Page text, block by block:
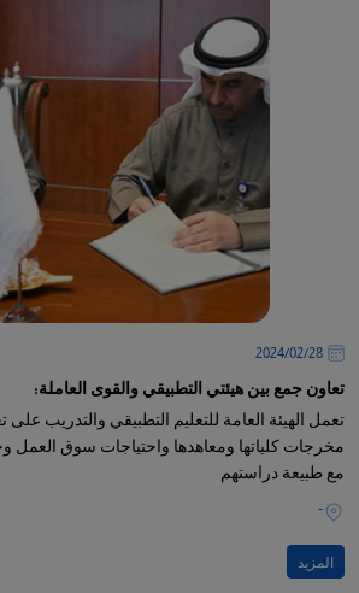
28‏/02‏/2024
تعاون جمع بين هيئتي التطبيقي والقوى العاملة:
تعمل الهيئة العامة للتعليم التطبيقي والتدريب على
مخرجات كلياتها ومعاهدها واحتياجات سوق
مع طبيعة دراستهم
-
المزيد